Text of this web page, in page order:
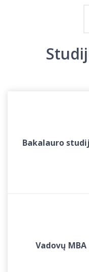
Bakalauro
Vadovų MBA